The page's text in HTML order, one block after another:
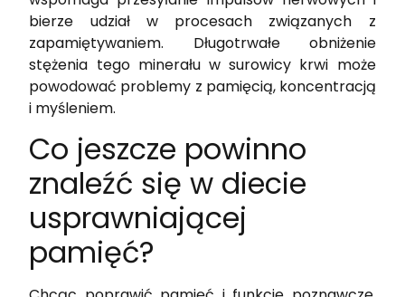
bierze udział w procesach związanych z
zapamiętywaniem. Długotrwałe obniżenie
stężenia tego minerału w surowicy krwi może
powodować problemy z pamięcią, koncentracją
i myśleniem.
Co jeszcze powinno
znaleźć się w diecie
usprawniającej
pamięć?